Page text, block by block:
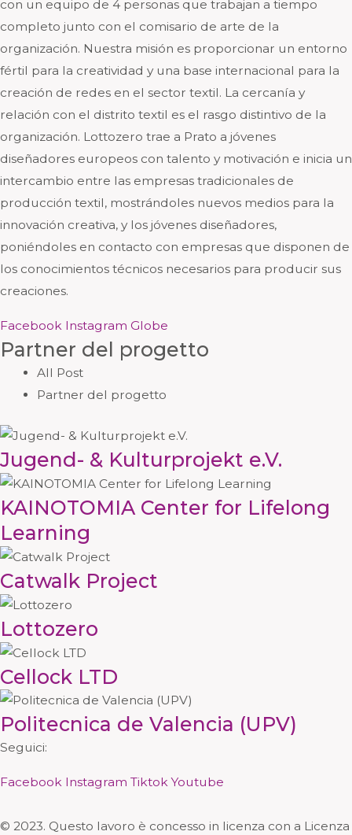
con un equipo de 4 personas que trabajan a tiempo
completo junto con el comisario de arte de la
organización. Nuestra misión es proporcionar un entorno
fértil para la creatividad y una base internacional para la
creación de redes en el sector textil. La cercanía y
relación con el distrito textil es el rasgo distintivo de la
organización. Lottozero trae a Prato a jóvenes
diseñadores europeos con talento y motivación e inicia un
intercambio entre las empresas tradicionales de
producción textil, mostrándoles nuevos medios para la
innovación creativa, y los jóvenes diseñadores,
poniéndoles en contacto con empresas que disponen de
los conocimientos técnicos necesarios para producir sus
creaciones.
Facebook Instagram Globe
Partner del progetto
All Post
Partner del progetto
Jugend- & Kulturprojekt e.V.
KAINOTOMIA Center for Lifelong
Learning
Catwalk Project
Lottozero
Cellock LTD
Politecnica de Valencia (UPV)
Seguici:
Facebook Instagram Tiktok Youtube
© 2023. Questo lavoro è concesso in licenza con a Licenza